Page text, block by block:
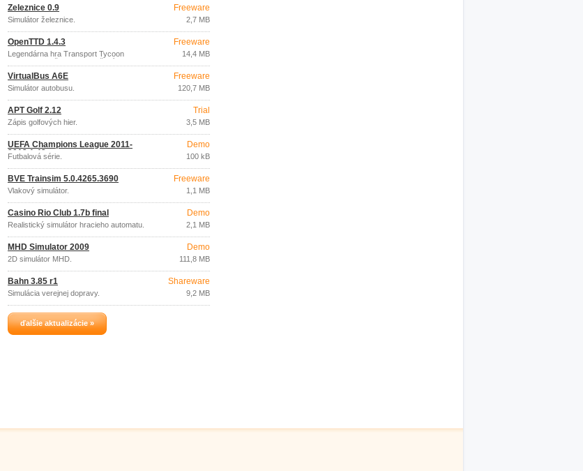
Železnice 0.9
Simulátor železnice.
Freeware
2,7 MB
OpenTTD 1.4.3
Legendárna hra Transport Tycoon
Deluxe s množstvom vylepšení.
Freeware
14,4 MB
VirtualBus A6E
Simulátor autobusu.
Freeware
120,7 MB
APT Golf 2.12
Zápis golfových hier.
Trial
3,5 MB
UEFA Champions League 2011-
2012 1.43
Futbalová série.
Demo
100 kB
BVE Trainsim 5.0.4265.3690
Vlakový simulátor.
Freeware
1,1 MB
Casino Rio Club 1.7b final
Realistický simulátor hracieho automatu.
Demo
2,1 MB
MHD Simulator 2009
2D simulátor MHD.
Demo
111,8 MB
Bahn 3.85 r1
Simulácia verejnej dopravy.
Shareware
9,2 MB
ďalšie aktualizácie »